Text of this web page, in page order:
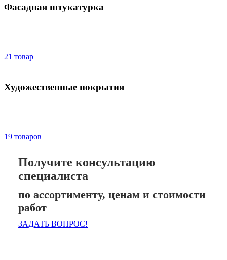
Фасадная штукатурка
21 товар
Художественные покрытия
19 товаров
Получите консультацию
специалиста
по ассортименту, ценам и стоимости
работ
ЗАДАТЬ ВОПРОС!